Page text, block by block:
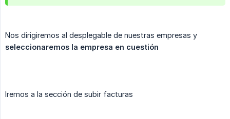
Nos dirigiremos al desplegable de nuestras empresas y
seleccionaremos la empresa en cuestión
Iremos a la sección de subir facturas